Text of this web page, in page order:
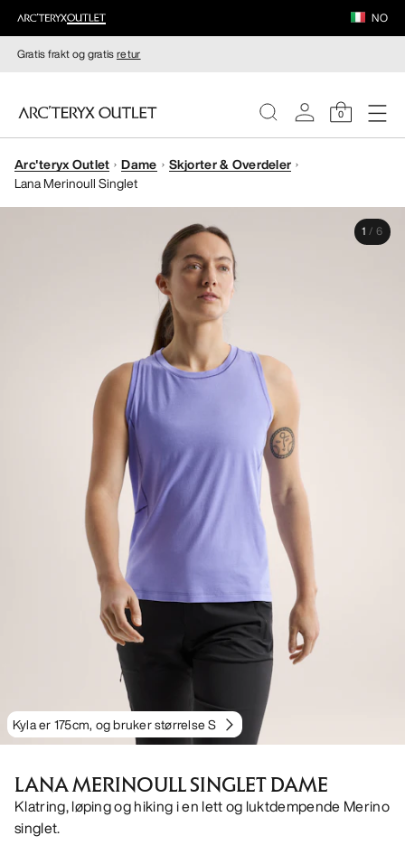
NO
Gratis frakt og gratisretur
0
DAMER
Arc'teryx Outlet Dame
Skjorter & Overdeler
Lana Merinoull Singlet
Kyla er 175cm, og bruker størrelse S
1 / 6
LANA MERINOULL SINGLET DAME
Klatring, løping og hiking i en lett og luktdempende Merino
singlet.